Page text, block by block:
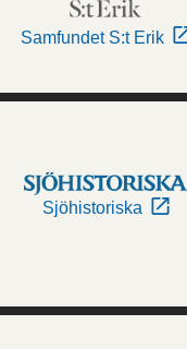
Samfundet S:t Erik
Sjöhistoriska